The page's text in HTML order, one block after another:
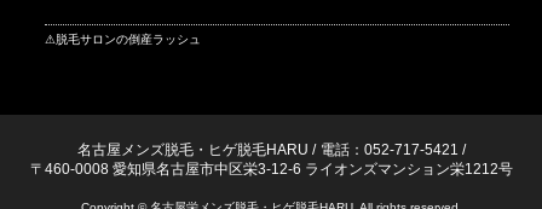
⚠脱毛サロンの倒産ラッシュ
名古屋メンズ脱毛・ヒゲ脱毛HARU / 電話：052-717-5421 /
〒460-0008 愛知県名古屋市中区栄3-12-6 ライオンズマンション栄1212号